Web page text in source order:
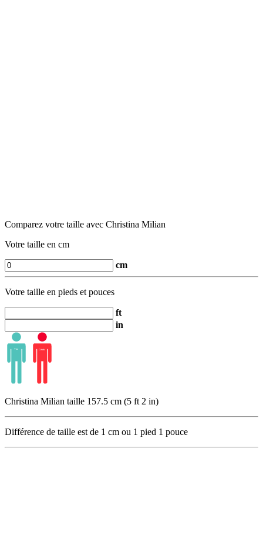
Comparez votre taille avec Christina Milian
Votre taille en cm
cm
Votre taille en pieds et pouces
ft
in
Christina Milian taille 157.5 cm (5 ft 2 in)
Différence de taille est de 1 cm ou 1 pied 1 pouce